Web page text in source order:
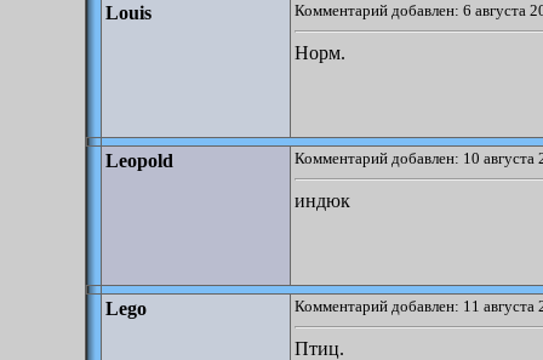
Louis Комментарий добавлен: 6 августа
Норм.
Leopold Комментарий добавлен: 10 августа
индюк
Lego Комментарий добавлен: 11 августа
Птиц.